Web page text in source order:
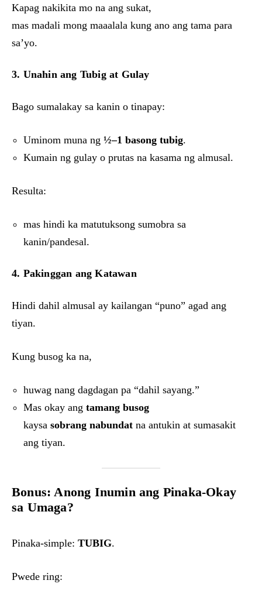
Kapag nakikita mo na ang sukat,
mas madali mong maaalala kung ano ang tama para
sa’yo.
3. Unahin ang Tubig at Gulay
Bago sumalakay sa kanin o tinapay:
Uminom muna ng ½–1 basong tubig.
Kumain ng gulay o prutas na kasama ng almusal.
Resulta:
mas hindi ka matutuksong sumobra sa
kanin/pandesal.
4. Pakinggan ang Katawan
Hindi dahil almusal ay kailangan “puno” agad ang
tiyan.
Kung busog ka na,
huwag nang dagdagan pa “dahil sayang.”
Mas okay ang tamang busog
kaysa sobrang nabundat na antukin at sumasakit
ang tiyan.
Bonus: Anong Inumin ang Pinaka-Okay
sa Umaga?
Pinaka-simple: TUBIG.
Pwede ring: